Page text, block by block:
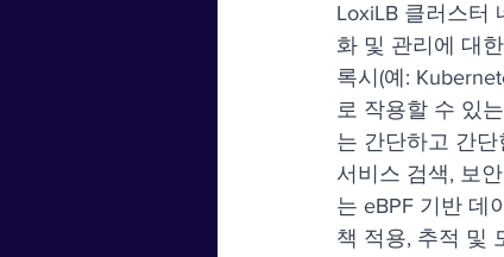
LoxiLB 클러스터
화 및 관리에 대
록시(예:
로 작용할 수 있
는 간단하고 간
서비스 검색, 보
는 eBPF 기반 데
책 적용, 추적 및